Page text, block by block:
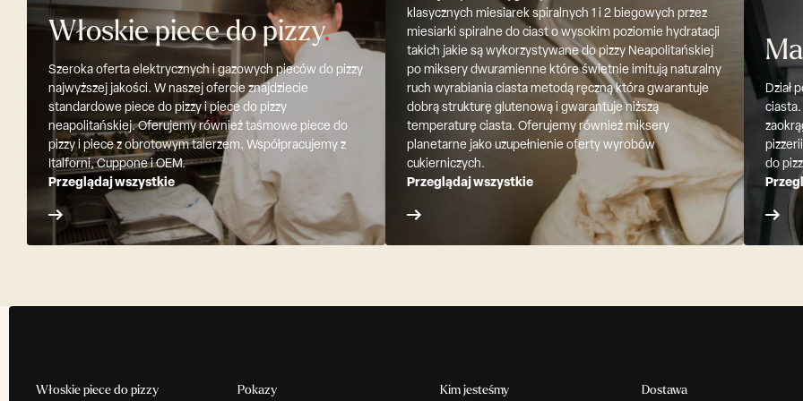
Włoskie piece do pizzy.
Szeroka oferta elektrycznych i gazowych pieców do pizzy
najwyższej jakości. W naszej ofercie znajdziecie
standardowe piece do pizzy i piece do pizzy
neapolitańskiej. Oferujemy również taśmowe piece do
pizzy i piece z obrotowym talerzem. Współpracujemy z
Italforni, Cuppone i OEM.
Przeglądaj wszystkie
klasycznych miesiarek spiralnych 1 i 2 biegowych przez
miesiarki spiralne do ciast o wysokim poziomie hydratacji
takich jakie są wykorzystywane do pizzy Neapolitańskiej
po miksery dwuramienne które świetnie imitują naturalny
ruch wyrabiania ciasta metodą ręczną która gwarantuje
dobrą strukturę glutenową i gwarantuje niższą
temperaturę ciasta. Oferujemy również miksery
planetarne jako uzupełnienie oferty wyrobów
cukierniczych.
Przeglądaj wszystkie
Dział
do
Włoskie piece do pizzy Pokazy Kim jesteśmy Dostawa